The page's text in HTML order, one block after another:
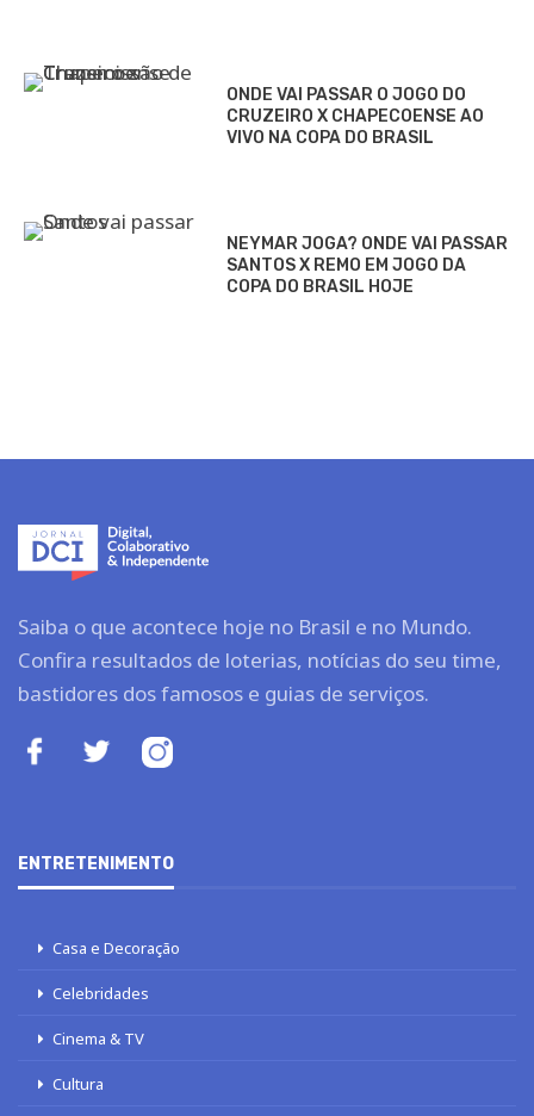
ONDE VAI PASSAR O JOGO DO
CRUZEIRO X CHAPECOENSE AO
VIVO NA COPA DO BRASIL
NEYMAR JOGA? ONDE VAI PASSAR
SANTOS X REMO EM JOGO DA
COPA DO BRASIL HOJE
Saiba o que acontece hoje no Brasil e no Mundo.
Confira resultados de loterias, notícias do seu time,
bastidores dos famosos e guias de serviços.
ENTRETENIMENTO
Casa e Decoração
Celebridades
Cinema & TV
Cultura